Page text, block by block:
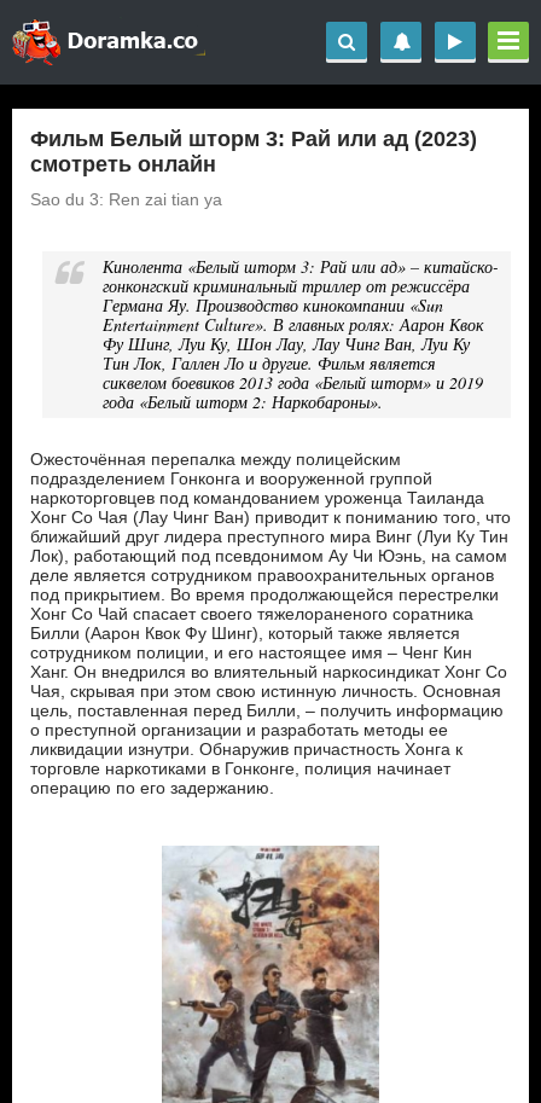
Фильм Белый шторм 3: Рай или ад (2023)
смотреть онлайн
Sao du 3: Ren zai tian ya
Кинолента «Белый шторм 3: Рай или ад» – китайско-
гонконгский криминальный триллер от режиссёра
Германа Яу. Производство кинокомпании «Sun
Entertainment Culture». В главных ролях: Аарон Квок
Фу Шинг, Луи Ку, Шон Лау, Лау Чинг Ван, Луи Ку
Тин Лок, Галлен Ло и другие. Фильм является
сиквелом боевиков 2013 года «Белый шторм» и 2019
года «Белый шторм 2: Наркобароны».
Ожесточённая перепалка между полицейским
подразделением Гонконга и вооруженной группой
наркоторговцев под командованием уроженца Таиланда
Хонг Со Чая (Лау Чинг Ван) приводит к пониманию того, что
ближайший друг лидера преступного мира Винг (Луи Ку Тин
Лок), работающий под псевдонимом Ау Чи Юэнь, на самом
деле является сотрудником правоохранительных органов
под прикрытием. Во время продолжающейся перестрелки
Хонг Со Чай спасает своего тяжелораненого соратника
Билли (Аарон Квок Фу Шинг), который также является
сотрудником полиции, и его настоящее имя – Ченг Кин
Ханг. Он внедрился во влиятельный наркосиндикат Хонг Со
Чая, скрывая при этом свою истинную личность. Основная
цель, поставленная перед Билли, – получить информацию
о преступной организации и разработать методы ее
ликвидации изнутри. Обнаружив причастность Хонга к
торговле наркотиками в Гонконге, полиция начинает
операцию по его задержанию.